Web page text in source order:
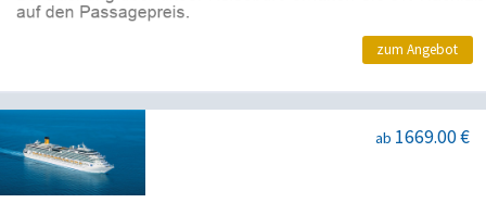
zum Angebot
ab 1669.00 €